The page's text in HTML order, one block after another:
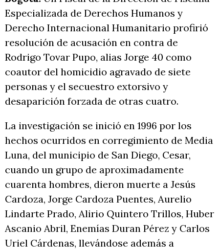
Especializada de Derechos Humanos y
Derecho Internacional Humanitario profirió
resolución de acusación en contra de
Rodrigo Tovar Pupo, alias Jorge 40 como
coautor del homicidio agravado de siete
personas y el secuestro extorsivo y
desaparición forzada de otras cuatro.
La investigación se inició en 1996 por los
hechos ocurridos en corregimiento de Media
Luna, del municipio de San Diego, Cesar,
cuando un grupo de aproximadamente
cuarenta hombres, dieron muerte a Jesús
Cardoza, Jorge Cardoza Puentes, Aurelio
Lindarte Prado, Alirio Quintero Trillos, Huber
Ascanio Abril, Enemías Duran Pérez y Carlos
Uriel Cárdenas, llevándose además a